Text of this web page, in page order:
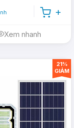
để tiết kiệm
đèn trụ cổng
có thể hoạt
sẽ tự động
tắt hoặc mở
sáng thông
Xem nhanh
21%
GIẢM